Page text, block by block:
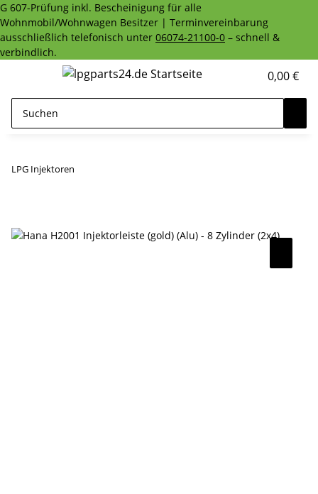
G 607-Prüfung inkl. Bescheinigung für alle
Wohnmobil/Wohnwagen Besitzer | Terminvereinbarung
ausschließlich telefonisch unter 06074-21100-0 – schnell &
verbindlich.
0,00 €
LPG Injektoren